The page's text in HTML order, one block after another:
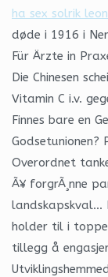
ha sex solrik
døde i 1916 i
Für Ärzte in
Die Chinesen
Vitamin C i.v.
Finnes bare en
Godsetunionen?
Overordnet
Ã¥ forgrÃ¸nne
landskapskval…
holder til i
tillegg å